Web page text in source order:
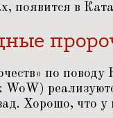
появится в
по
WoW)
Хорошо, что